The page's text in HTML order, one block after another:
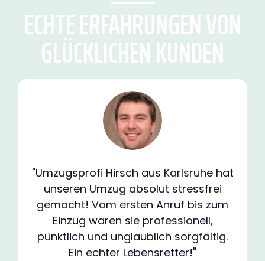
ECHTE ERFAHRUNGEN VON
GLÜCKLICHEN KUNDEN
"Umzugsprofi Hirsch aus Karlsruhe hat
unseren Umzug absolut stressfrei
gemacht! Vom ersten Anruf bis zum
Einzug waren sie professionell,
pünktlich und unglaublich sorgfältig.
Ein echter Lebensretter!"